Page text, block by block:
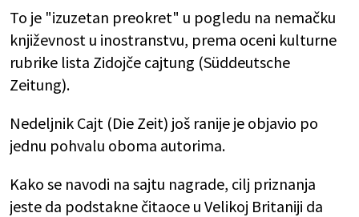
To je "izuzetan preokret" u pogledu na nemačku
književnost u inostranstvu, prema oceni kulturne
rubrike lista Zidojče cajtung (Süddeutsche
Zeitung).
Nedeljnik Cajt (Die Zeit) još ranije je objavio po
jednu pohvalu oboma autorima.
Kako se navodi na sajtu nagrade, cilj priznanja
jeste da podstakne čitaoce u Velikoj Britaniji da